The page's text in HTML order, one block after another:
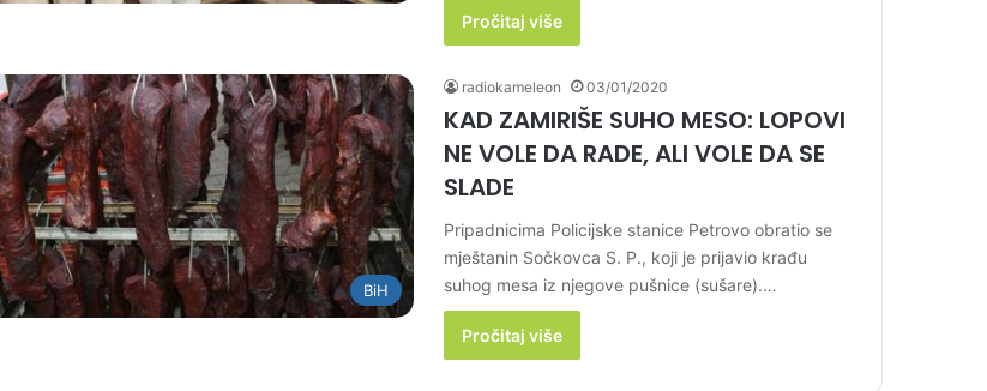
Pročitaj više
BiH
radiokameleon 03/01/2020
KAD ZAMIRIŠE SUHO MESO: LOPOVI
NE VOLE DA RADE, ALI VOLE DA SE
SLADE
Pripadnicima Policijske stanice Petrovo obratio se
mještanin Sočkovca S. P., koji je prijavio krađu
suhog mesa iz njegove pušnice (sušare).…
Pročitaj više